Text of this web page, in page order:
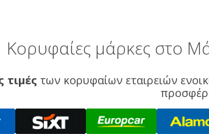
Κορυφαίες μάρκες στο
τιμές των κορυφαίων εταιρειών